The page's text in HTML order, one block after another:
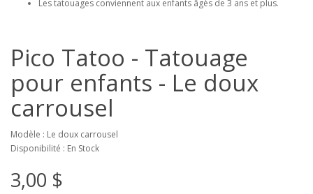
Les tatouages conviennent aux enfants âgés de 3 ans et plus.
Pico Tatoo - Tatouage
pour enfants - Le doux
carrousel
Modèle : Le doux carrousel
Disponibilité : En Stock
3,00 $